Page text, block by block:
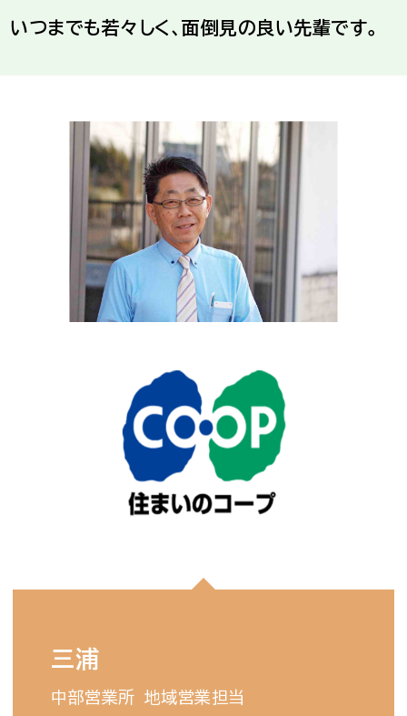
いつまでも若々しく、面倒見の良い先輩です。
三浦
中部営業所
地域営業担当